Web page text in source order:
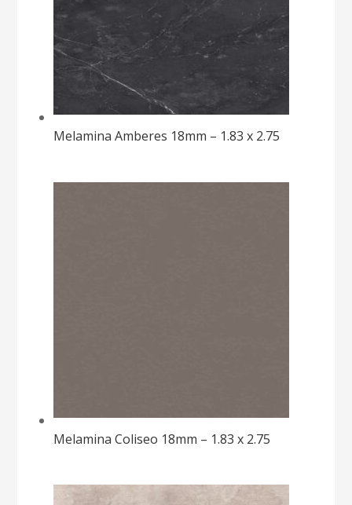
Melamina Amberes 18mm – 1.83 x 2.75
Melamina Coliseo 18mm – 1.83 x 2.75